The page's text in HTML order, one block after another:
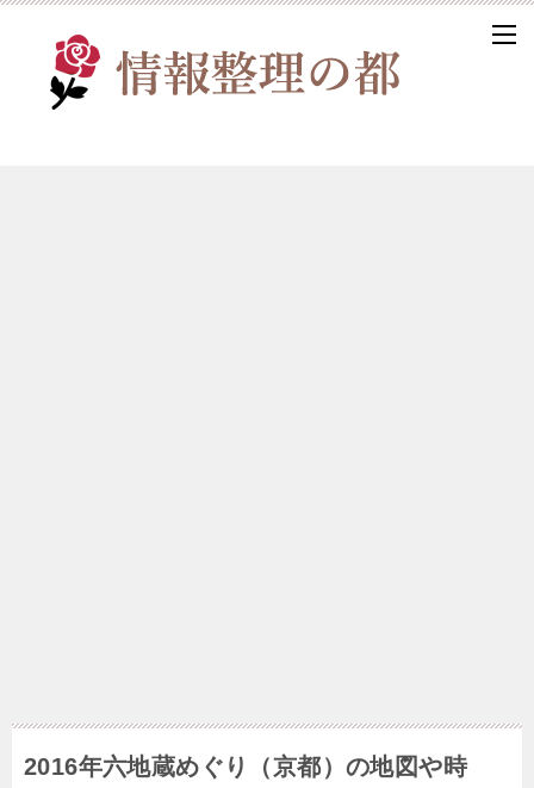
2016年六地蔵めぐり（京都）の地図や時